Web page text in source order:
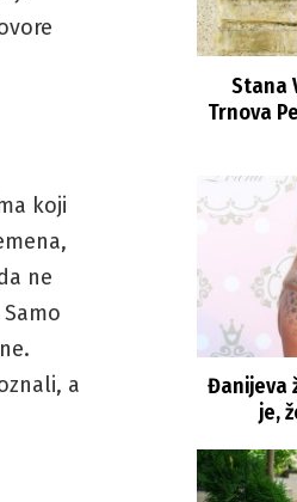
koji
ne
a
Stana
Trnova
Đanijeva
je,